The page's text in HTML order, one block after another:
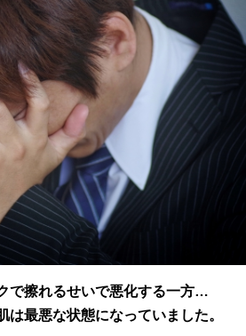
で擦れるせいで悪化する一方…
は最悪な状態になっていました。